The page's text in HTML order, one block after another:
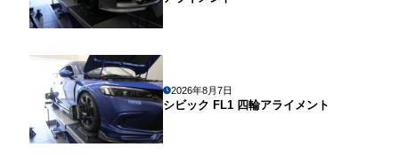
2026年8月7日
シビック FL1 四輪アライメント